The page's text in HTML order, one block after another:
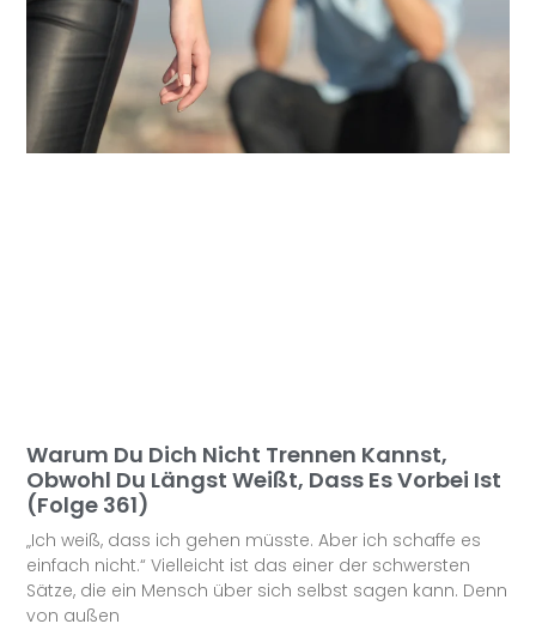
Warum Du Dich Nicht Trennen Kannst,
Obwohl Du Längst Weißt, Dass Es Vorbei Ist
(Folge 361)
„Ich weiß, dass ich gehen müsste. Aber ich schaffe es
einfach nicht.“ Vielleicht ist das einer der schwersten
Sätze, die ein Mensch über sich selbst sagen kann. Denn
von außen